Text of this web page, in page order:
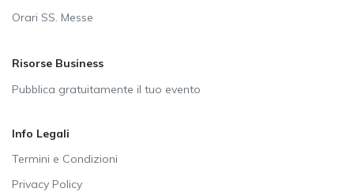
Orari SS. Messe
Risorse Business
Pubblica gratuitamente il tuo evento
Info Legali
Termini e Condizioni
Privacy Policy